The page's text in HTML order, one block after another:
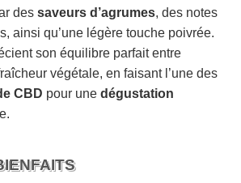
des saveurs d’agrumes, des notes
ainsi qu’une légère touche poivrée.
son équilibre parfait entre
végétale, en faisant l’une des
CBD pour une dégustation